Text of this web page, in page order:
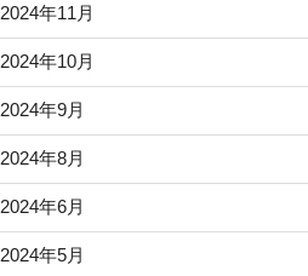
2024年11月
2024年10月
2024年9月
2024年8月
2024年6月
2024年5月